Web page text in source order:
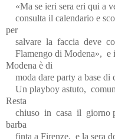
«Ma se ieri sera eri qui a
consulta il calendario e
per
salvare la faccia deve
Flamengo di Modena», e
Modena è di
moda dare party a base
Un playboy astuto,
Resta
chiuso in casa il giorno
barba
finta a Firenze, e la sera